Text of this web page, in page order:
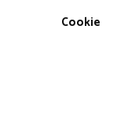
Cookie